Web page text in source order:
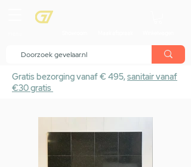
Gratis bezorging vanaf € 495,sanitair vanaf
€30 gratis